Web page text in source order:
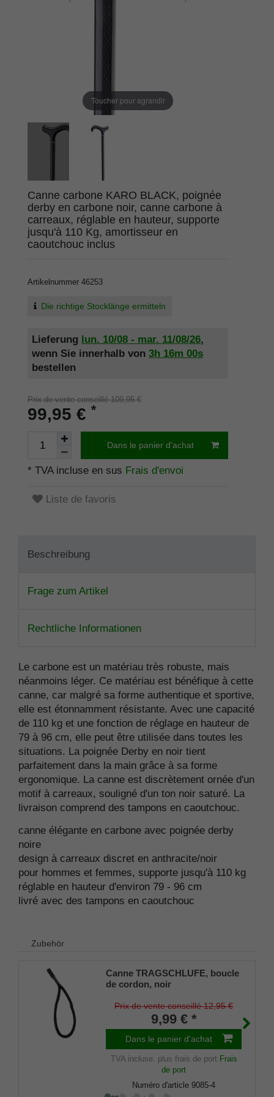
Toucher pour agrandir
Canne carbone KARO BLACK, poignée
derby en carbone noir, canne carbone à
carreaux, réglable en hauteur, supporte
jusqu'à 110 Kg, amortisseur en
caoutchouc inclus
Artikelnummer 46253
Die richtige Stocklänge ermitteln
Lieferung lun. 10/08 - mar. 11/08/26,
wenn Sie innerhalb von 3h 15m 59s
bestellen
Prix de vente conseillé 109,95 €
99,95 € *
Dans le panier d'achat
* TVA incluse en sus Frais d'envoi
Liste de favoris
Beschreibung
Frage zum Artikel
Rechtliche Informationen
Le carbone est un matériau très robuste, mais
néanmoins léger. Ce matériau est bénéfique à cette
canne, car malgré sa forme authentique et sportive,
elle est étonnamment résistante. Avec une capacité
de 110 kg et une fonction de réglage en hauteur de
79 à 96 cm, elle peut être utilisée dans toutes les
situations. La poignée Derby en noir tient
parfaitement dans la main grâce à sa forme
ergonomique. La canne est discrètement ornée d'un
motif à carreaux, souligné d'un ton noir saturé. La
livraison comprend des tampons en caoutchouc.
canne élégante en carbone avec poignée derby
noire
design à carreaux discret en anthracite/noir
pour hommes et femmes, supporte jusqu'à 110 kg
réglable en hauteur d'environ 79 - 96 cm
livré avec des tampons en caoutchouc
Zubehör
Canne TRAGSCHLUFE, boucle
de cordon, noir
Prix de vente conseillé 12,95 €
9,99 € *
Dans le panier d'achat
TVA incluse. plus frais de port Frais
de port
Numéro d'article 9085-4